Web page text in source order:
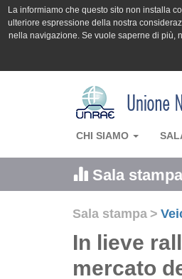
La informiamo che questo sito non installa
ulteriore espressione della nostra
nella navigazione. Se vuole saperne di più,
CHI SIAMO
Sala stampa
Sala stampa >
In lieve
mercato